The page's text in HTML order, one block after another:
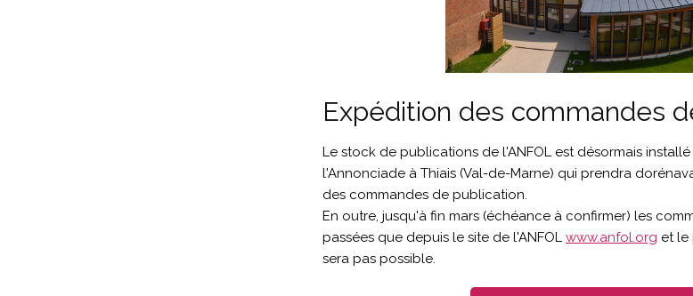
Expédition des commandes
Le stock de publications de l'ANFOL est désormais
l'Annonciade à Thiais (Val-de-Marne) qui prendra
des commandes de publication.
En outre, jusqu'à fin mars (échéance à confirmer) les
passées que depuis le site de l'ANFOL www.anfol.org et le
sera pas possible.